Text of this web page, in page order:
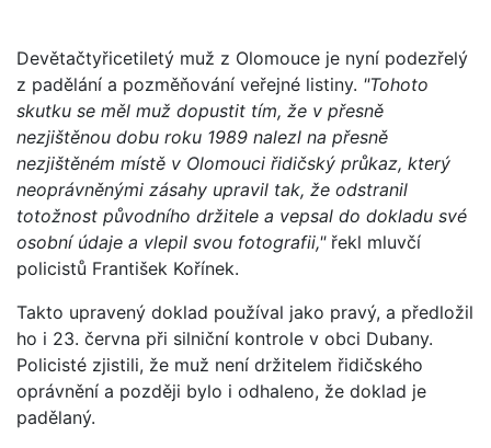
Devětačtyřicetiletý muž z Olomouce je nyní podezřelý
z padělání a pozměňování veřejné listiny. "Tohoto
skutku se měl muž dopustit tím, že v přesně
nezjištěnou dobu roku 1989 nalezl na přesně
nezjištěném místě v Olomouci řidičský průkaz, který
neoprávněnými zásahy upravil tak, že odstranil
totožnost původního držitele a vepsal do dokladu své
osobní údaje a vlepil svou fotografii," řekl mluvčí
policistů František Kořínek.
Takto upravený doklad používal jako pravý, a předložil
ho i 23. června při silniční kontrole v obci Dubany.
Policisté zjistili, že muž není držitelem řidičského
oprávnění a později bylo i odhaleno, že doklad je
padělaný.